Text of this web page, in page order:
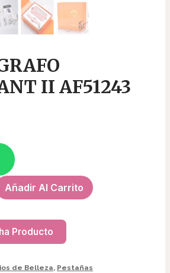
II AF51243
Añadir Al Carrito
Producto
de Belleza, Pestañas